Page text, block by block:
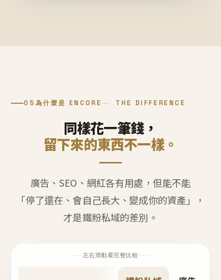
05 為什麼是 ENCORE THE DIFFERENCE
同樣花一筆錢，
留下來的東西不一樣。
廣告、SEO、網紅各有用處，但能不能
「停了還在、會自己長大、變成你的資產」，
才是鐵粉私域的差別。
左右滑動看完整比較